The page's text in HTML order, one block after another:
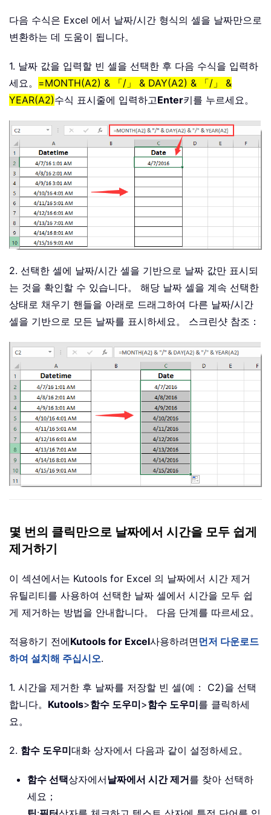
다음 수식은 Excel 에서 날짜/시간 형식의 셀을 날짜만으로
변환하는 데 도움이 됩니다。
1. 날짜 값을 입력할 빈 셀을 선택한 후 다음 수식을 입력하
세요。 =MONTH(A2) & 「/」 & DAY(A2) & 「/」 &
YEAR(A2)수식 표시줄에 입력하고Enter키를 누르세요。
2. 선택한 셀에 날짜/시간 셀을 기반으로 날짜 값만 표시되
는 것을 확인할 수 있습니다。 해당 날짜 셀을 계속 선택한
상태로 채우기 핸들을 아래로 드래그하여 다른 날짜/시간
셀을 기반으로 모든 날짜를 표시하세요。 스크린샷 참조：
몇 번의 클릭만으로 날짜에서 시간을 모두 쉽게
제거하기
이 섹션에서는 Kutools for Excel 의 날짜에서 시간 제거
유틸리티를 사용하여 선택한 날짜 셀에서 시간을 모두 쉽
게 제거하는 방법을 안내합니다。 다음 단계를 따르세요。
적용하기 전에Kutools for Excel사용하려면 먼저 다운로드
하여 설치해 주십시오.
1. 시간을 제거한 후 날짜를 저장할 빈 셀(예： C2)을 선택
합니다。 Kutools>함수 도우미>함수 도우미를 클릭하세
요。
2. 함수 도우미대화 상자에서 다음과 같이 설정하세요。
함수 선택상자에서날짜에서 시간 제거를 찾아 선택하
세요；